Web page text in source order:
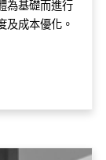
為基礎而進行
及成本優化。